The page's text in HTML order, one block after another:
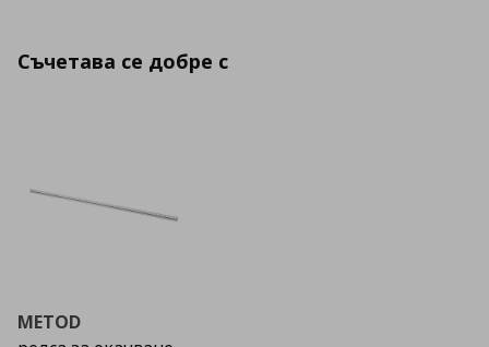
Съчетава се добре с
METOD